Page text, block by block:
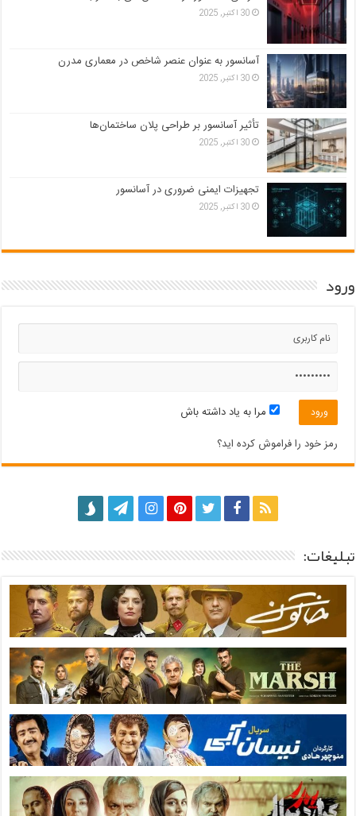
30 اکتبر, 2025
آسانسور به عنوان عنصر شاخص در معماری مدرن
30 اکتبر, 2025
تأثیر آسانسور بر طراحی پلان ساختمان‌ها
30 اکتبر, 2025
تجهیزات ایمنی ضروری در آسانسور
30 اکتبر, 2025
ورود
مرا به یاد داشته باش
رمز خود را فراموش کرده اید؟
تبلیغات: